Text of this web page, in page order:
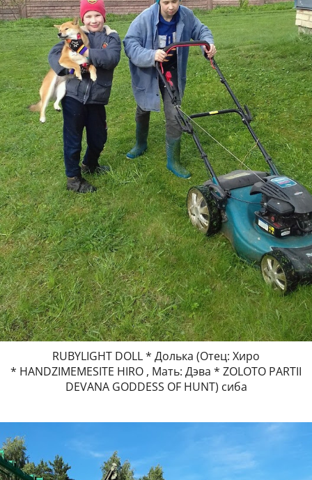
RUBYLIGHT DOLL * Долька (Отец: Хиро
* HANDZIMEMESITE HIRO , Мать: Дэва * ZOLOTO PARTII
DEVANA GODDESS OF HUNT) сиба